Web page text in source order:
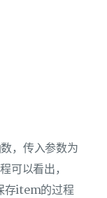
，传入参数为
可以看出，
存item的过程